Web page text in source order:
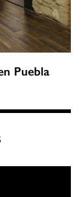
Puebla